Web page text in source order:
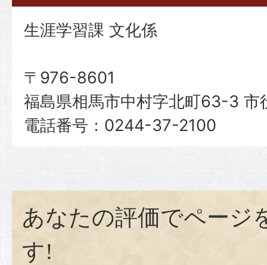
生涯学習課 文化係
〒976-8601
福島県相馬市中村字北町63-3 市
電話番号：0244-37-2100
あなたの評価でページ
す!